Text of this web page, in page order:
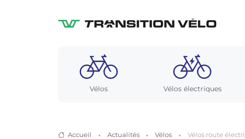
Vélos Vélos électriques
Accueil Actualités Vélos Vélos route